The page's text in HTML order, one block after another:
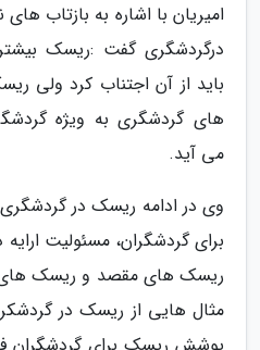
امیریان با اشاره به بازتاب
درگردشگری گفت :ریسک
باید از آن اجتناب کرد ولی
های گردشگری به ویژه
می آید.
وی در ادامه ریسک در
برای گردشگران، مسئولیت
ریسک های مقصد و ریسک های
مثال هایی از ریسک در